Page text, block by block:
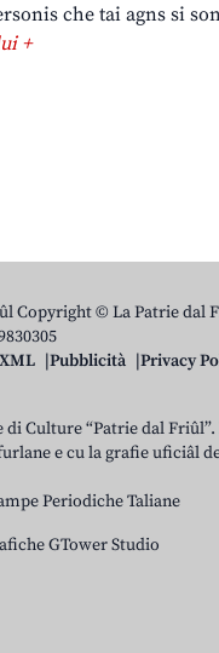
che tai agns si
+
Copyright © La Patrie dal
Pubblicità
Privacy
di Culture “Patrie dal
e cu la grafie uficiâl
Periodiche Taliane
GTower Studio